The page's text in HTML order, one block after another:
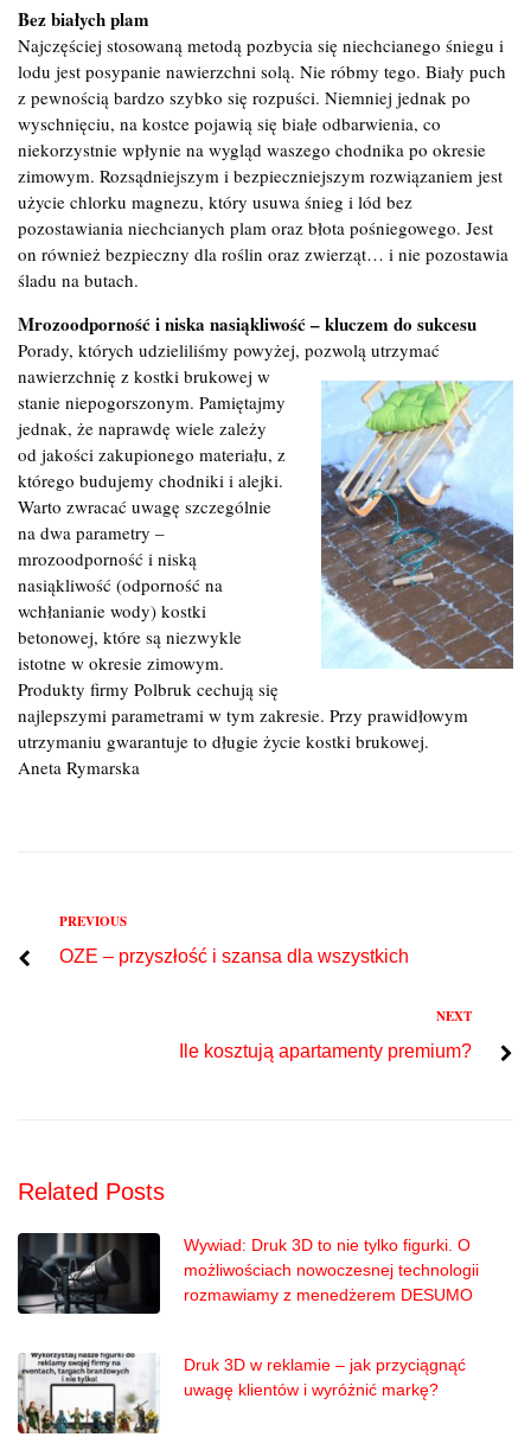
Bez białych plam
Najczęściej stosowaną metodą pozbycia się niechcianego śniegu i
lodu jest posypanie nawierzchni solą. Nie róbmy tego. Biały puch
z pewnością bardzo szybko się rozpuści. Niemniej jednak po
wyschnięciu, na kostce pojawią się białe odbarwienia, co
niekorzystnie wpłynie na wygląd waszego chodnika po okresie
zimowym. Rozsądniejszym i bezpieczniejszym rozwiązaniem jest
użycie chlorku magnezu, który usuwa śnieg i lód bez
pozostawiania niechcianych plam oraz błota pośniegowego. Jest
on również bezpieczny dla roślin oraz zwierząt… i nie pozostawia
śladu na butach.
Mrozoodporność i niska nasiąkliwość – kluczem do sukcesu
Porady, których udzieliliśmy powyżej, pozwolą utrzymać
nawierzchnię z kostki brukowej w
stanie niepogorszonym. Pamiętajmy
jednak, że naprawdę wiele zależy
od jakości zakupionego materiału, z
którego budujemy chodniki i alejki.
Warto zwracać uwagę szczególnie
na dwa parametry –
mrozoodporność i niską
nasiąkliwość (odporność na
wchłanianie wody) kostki
betonowej, które są niezwykle
istotne w okresie zimowym.
Produkty firmy Polbruk cechują się
najlepszymi parametrami w tym zakresie. Przy prawidłowym
utrzymaniu gwarantuje to długie życie kostki brukowej.
Aneta Rymarska
Nawigacja
wpisu
Previous
PREVIOUS
OZE – przyszłość i szansa dla wszystkich
NEXT
Ile kosztują apartamenty premium?
Related Posts
Wywiad: Druk 3D to nie tylko figurki. O
możliwościach nowoczesnej technologii
rozmawiamy z menedżerem DESUMO
Druk 3D w reklamie – jak przyciągnąć
uwagę klientów i wyróżnić markę?